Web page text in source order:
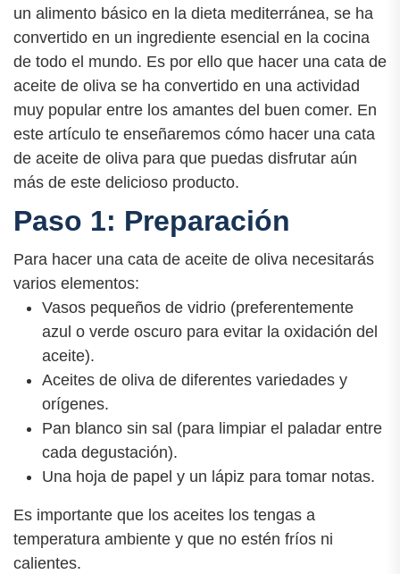
un alimento básico en la dieta mediterránea, se ha
convertido en un ingrediente esencial en la cocina
de todo el mundo. Es por ello que hacer una cata de
aceite de oliva se ha convertido en una actividad
muy popular entre los amantes del buen comer. En
este artículo te enseñaremos cómo hacer una cata
de aceite de oliva para que puedas disfrutar aún
más de este delicioso producto.
Paso 1: Preparación
Para hacer una cata de aceite de oliva necesitarás
varios elementos:
Vasos pequeños de vidrio (preferentemente
azul o verde oscuro para evitar la oxidación del
aceite).
Aceites de oliva de diferentes variedades y
orígenes.
Pan blanco sin sal (para limpiar el paladar entre
cada degustación).
Una hoja de papel y un lápiz para tomar notas.
Es importante que los aceites los tengas a
temperatura ambiente y que no estén fríos ni
calientes.